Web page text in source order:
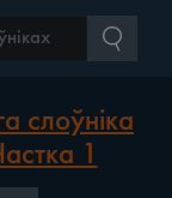
слоўніка
1